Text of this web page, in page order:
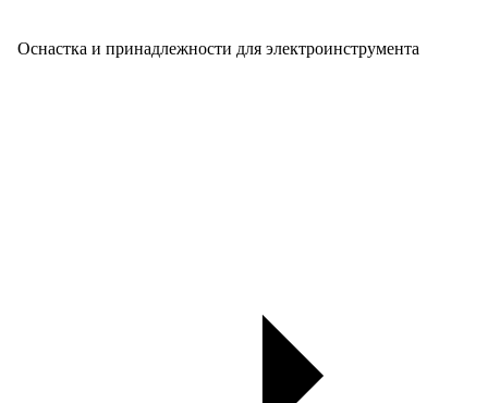
Оснастка и принадлежности для электроинструмента